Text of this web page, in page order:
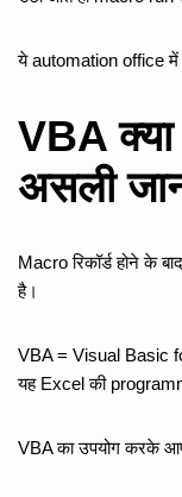
ये automation office
VBA
असली
Macro रिकॉर्ड होने के
है।
VBA = Visual Basic
यह Excel की
VBA का उपयोग करके